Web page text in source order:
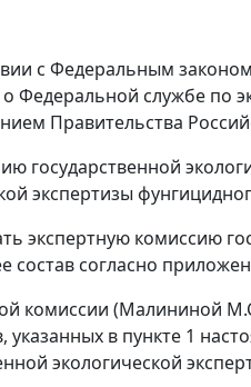
с Федеральным
Федеральной службе по
Правительства
государственной
экспертизы
экспертную комиссию
состав согласно
комиссии (Малининой
указанных в пункте 1
экологической